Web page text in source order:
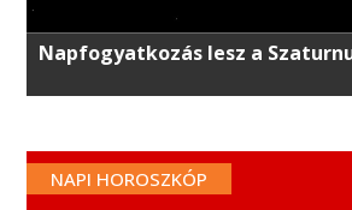
Napfogyatkozás lesz a
NAPI HOROSZKÓP